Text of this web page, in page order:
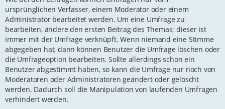
ursprünglichen Verfasser, einem Moderator oder einem
Administrator bearbeitet werden. Um eine Umfrage zu
bearbeiten, ändere den ersten Beitrag des Themas; dieser ist
immer mit der Umfrage verknüpft. Wenn niemand eine Stimme
abgegeben hat, dann können Benutzer die Umfrage löschen oder
die Umfrageoption bearbeiten. Sollte allerdings schon ein
Benutzer abgestimmt haben, so kann die Umfrage nur noch von
Moderatoren oder Administratoren geändert oder gelöscht
werden. Dadurch soll die Manipulation von laufenden Umfragen
verhindert werden.